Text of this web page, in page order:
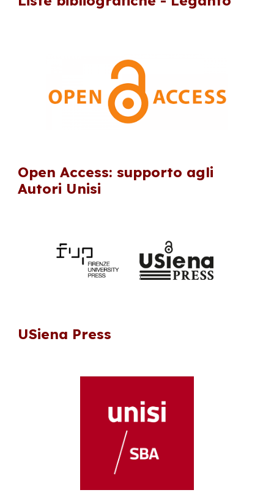
Open Access: supporto agli
Autori Unisi
USiena Press